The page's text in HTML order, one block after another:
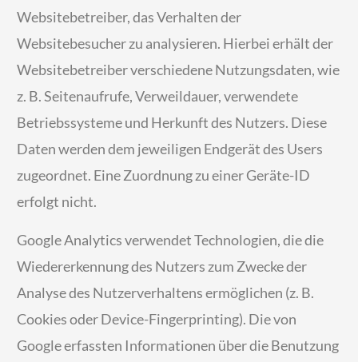
Websitebetreiber, das Verhalten der
Websitebesucher zu analysieren. Hierbei erhält der
Websitebetreiber verschiedene Nutzungsdaten, wie
z. B. Seitenaufrufe, Verweildauer, verwendete
Betriebssysteme und Herkunft des Nutzers. Diese
Daten werden dem jeweiligen Endgerät des Users
zugeordnet. Eine Zuordnung zu einer Geräte-ID
erfolgt nicht.
Google Analytics verwendet Technologien, die die
Wiedererkennung des Nutzers zum Zwecke der
Analyse des Nutzerverhaltens ermöglichen (z. B.
Cookies oder Device-Fingerprinting). Die von
Google erfassten Informationen über die Benutzung